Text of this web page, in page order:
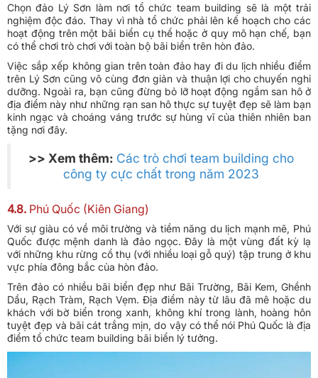
Chọn đảo Lý Sơn làm nơi tổ chức team building sẽ là một trải
nghiệm độc đáo. Thay vì nhà tổ chức phải lên kế hoạch cho các
hoạt động trên một bãi biển cụ thể hoặc ở quy mô hạn chế, bạn
có thể chơi trò chơi với toàn bộ bãi biển trên hòn đảo.
Việc sắp xếp không gian trên toàn đảo hay đi du lịch nhiều điểm
trên Lý Sơn cũng vô cùng đơn giản và thuận lợi cho chuyến nghỉ
dưỡng. Ngoài ra, bạn cũng đừng bỏ lỡ hoạt động ngắm san hô ở
địa điểm này như những rạn san hô thực sự tuyệt đẹp sẽ làm bạn
kinh ngạc và choáng váng trước sự hùng vĩ của thiên nhiên ban
tặng nơi đây.
>> Xem thêm: Các trò chơi team building cho
công ty cực chất trong năm 2023
4.8. Phú Quốc (Kiên Giang)
Với sự giàu có về môi trường và tiềm năng du lịch mạnh mẽ, Phú
Quốc được mệnh danh là đảo ngọc. Đây là một vùng đất kỳ lạ
với những khu rừng cổ thụ (với nhiều loại gỗ quý) tập trung ở khu
vực phía đông bắc của hòn đảo.
Trên đảo có nhiều bãi biển đẹp như Bãi Trường, Bãi Kem, Ghềnh
Dầu, Rạch Tràm, Rạch Vẹm. Địa điểm này từ lâu đã mê hoặc du
khách với bờ biển trong xanh, không khí trong lành, hoàng hôn
tuyệt đẹp và bãi cát trắng mịn, do vậy có thể nói Phú Quốc là địa
điểm tổ chức team building bãi biển lý tưởng.